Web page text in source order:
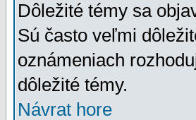
Dôležité témy sa
Sú často veľmi
oznámeniach
dôležité témy.
Návrat hore